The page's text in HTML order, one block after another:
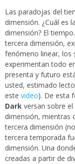
Las paradojas del
dimensión. ¿Cuál es
dimensión? El
tercera dimensión,
fenómeno linear, los
experimentan todo
presenta y futuro
usted, estimado
este video). De esta
Dark versan sobre
dimensión, mientras
tercera dimensión
tercera temporada
dimensión. Una
creadas a partir de